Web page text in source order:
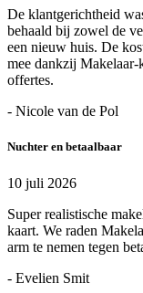
De klantgerichtheid
behaald bij zowel de
een nieuw huis. De
mee dankzij Makelaar-
offertes.
- Nicole van de Pol
Nuchter en betaalbaar
10 juli 2026
Super realistische
kaart. We raden
arm te nemen tegen
- Evelien Smit